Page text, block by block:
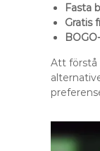
Fasta
Gratis
Att förstå